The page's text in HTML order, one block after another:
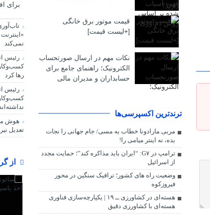
قیمت موتور برق خانگی
[+لیست قیمت]
نکات مهم در ارسال صورتحساب
الکترونیک؛ راهنمای جامع برای
حسابداران و مدیران مالی
ترندترین اکسپرسی‌ها
مربی مارادونا خطاب به مسی/ جام جهانی را نجات
بده، نه اینتر میامی را!
ترامپ در G۷: “ایران باید مذاکره کند”؛ حمایت مجدد
از اسرائیل
وضعیت راه های کشور؛ ترافیک سنگین در محور
فیروزکوه
هسته‌ای در کشاورزی ــ ۱۹ | یکپارچه‌سازی فناوری
هسته‌ای با کشاورزی دقیق
برای
نمی‌کند
رئیس
رها کرد
رئیس
نداشته‌اند
هوش
تعدیل
از